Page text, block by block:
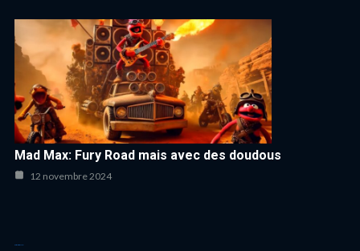
Mad Max: Fury Road mais avec des doudous
12 novembre 2024